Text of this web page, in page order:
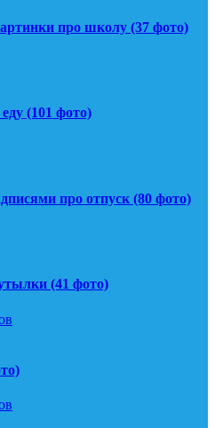
про школу (37 фото)
(101 фото)
про отпуск (80 фото)
(41 фото)